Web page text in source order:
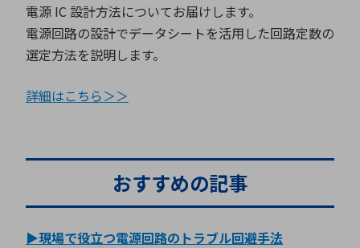
データセンタ・クラウド
ミリ波レーダー
ブログ｜ここから始まる最新技術
接着・接合
製品製造・加工
レーダ・衛星通信
照射
レーザー・光学部品
医療機器
I
J K
L
M
N
Q
検索
電源 IC 設計方法についてお届けします。
電源回路の設計でデータシートを活用した回路定数の
選定方法を説明します。
詳細はこちら＞＞
おすすめの記事
▶現場で役立つ電源回路のトラブル回避手法